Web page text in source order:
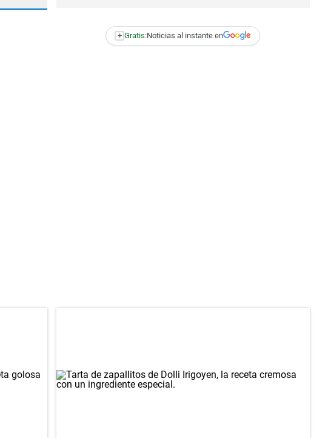
+ Gratis:Noticias al instante en